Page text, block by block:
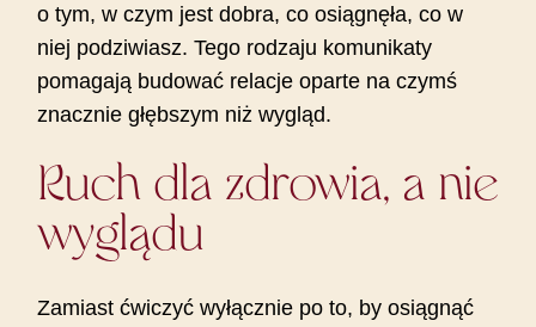
o tym, w czym jest dobra, co osiągnęła, co w
niej podziwiasz. Tego rodzaju komunikaty
pomagają budować relacje oparte na czymś
znacznie głębszym niż wygląd.
Ruch dla zdrowia, a nie
wyglądu
Zamiast ćwiczyć wyłącznie po to, by osiągnąć